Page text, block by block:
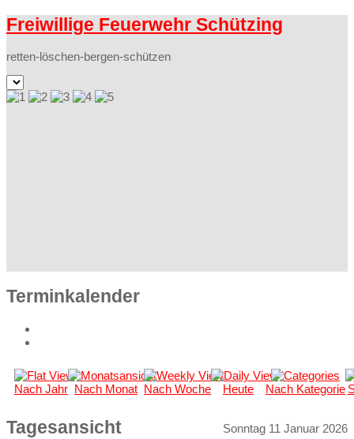
Freiwillige Feuerwehr Schützing
retten-löschen-bergen-schützen
Terminkalender
Nach Jahr Nach Monat Nach Woche Heute Nach Kategorie
Tagesansicht Sonntag 11 Januar 2026